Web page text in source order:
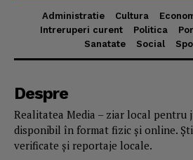
Administratie Cultura
Intreruperi curent
Politica
Sanatate
Social
Despre
Realitatea Media – ziar local pentru
disponibil în format fizic și online.
verificate și reportaje locale.